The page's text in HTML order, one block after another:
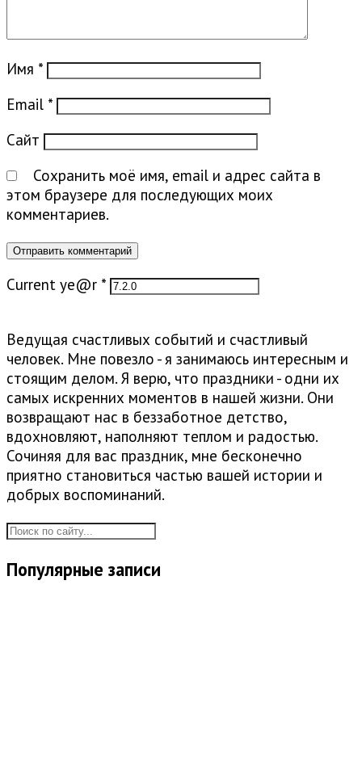
Имя *
Email *
Сайт
Сохранить моё имя, email и адрес сайта в
этом браузере для последующих моих
комментариев.
Current ye@r *
Ведущая счастливых событий и счастливый
человек. Мне повезло - я занимаюсь интересным и
стоящим делом. Я верю, что праздники - одни их
самых искренних моментов в нашей жизни. Они
возвращают нас в беззаботное детство,
вдохновляют, наполняют теплом и радостью.
Сочиняя для вас праздник, мне бесконечно
приятно становиться частью вашей истории и
добрых воспоминаний.
Популярные записи